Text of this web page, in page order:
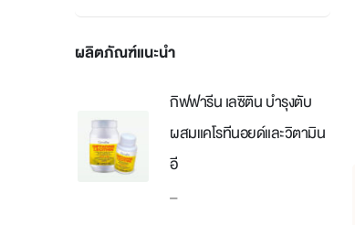
ต่ำ
สุด
สูงสุด
ผลิตภัณฑ์แนะนำ
กิฟฟารีน เลซิติน บำรุงตับ
ผสมแคโรทีนอยด์และวิตามิน
อี
–Price